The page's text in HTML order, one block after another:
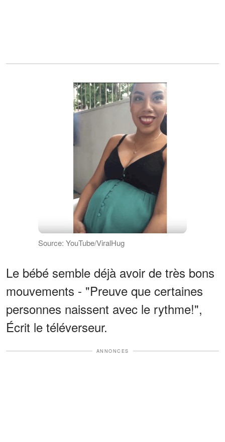
Source: YouTube/ViralHug
Le bébé semble déjà avoir de très bons
mouvements - "Preuve que certaines
personnes naissent avec le rythme!",
Écrit le téléverseur.
ANNONCES